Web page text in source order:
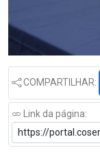
COMPARTILHAR:
Link da página: